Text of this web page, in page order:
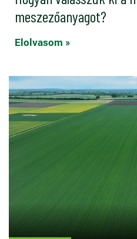
meszezőanyagot?
Elolvasom »